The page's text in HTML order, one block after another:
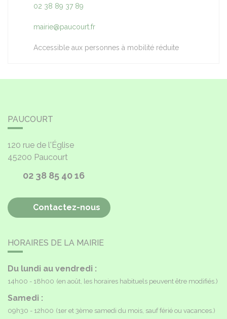
02 38 89 37 89
mairie@paucourt.fr
Accessible aux personnes à mobilité réduite
PAUCOURT
120 rue de l'Église
45200 Paucourt
02 38 85 40 16
Contactez-nous
HORAIRES DE LA MAIRIE
Du lundi au vendredi :
14h00 - 18h00 (en août, les horaires habituels peuvent être modifiés.)
Samedi :
09h30 - 12h00 (1er et 3ème samedi du mois, sauf férié ou vacances.)